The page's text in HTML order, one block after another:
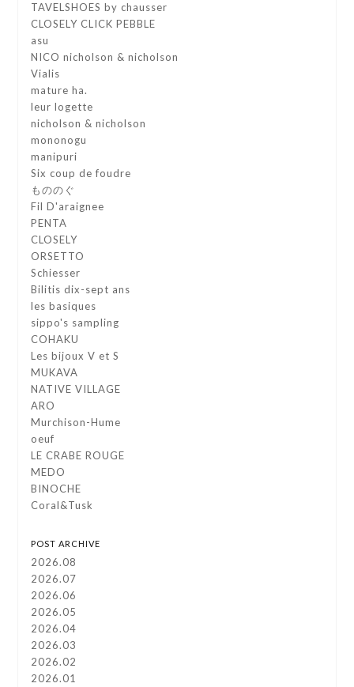
TAVELSHOES by chausser
CLOSELY CLICK PEBBLE
asu
NICO nicholson & nicholson
Vialis
mature ha.
leur logette
nicholson & nicholson
mononogu
manipuri
Six coup de foudre
もののぐ
Fil D'araignee
PENTA
CLOSELY
ORSETTO
Schiesser
Bilitis dix-sept ans
les basiques
sippo's sampling
COHAKU
Les bijoux V et S
MUKAVA
NATIVE VILLAGE
ARO
Murchison-Hume
oeuf
LE CRABE ROUGE
MEDO
BINOCHE
Coral&Tusk
POST ARCHIVE
2026.08
2026.07
2026.06
2026.05
2026.04
2026.03
2026.02
2026.01